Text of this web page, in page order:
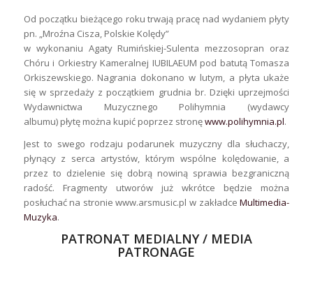
Od początku bieżącego roku trwają pracę nad wydaniem płyty
pn. „Mroźna Cisza, Polskie Kolędy”
w wykonaniu Agaty Rumińskiej-Sulenta mezzosopran oraz
Chóru i Orkiestry Kameralnej IUBILAEUM pod batutą Tomasza
Orkiszewskiego. Nagrania dokonano w lutym, a płyta ukaże
się w sprzedaży z początkiem grudnia br. Dzięki uprzejmości
Wydawnictwa Muzycznego Polihymnia (wydawcy
albumu) płytę można kupić poprzez stronęwww.polihymnia.pl.
Jest to swego rodzaju podarunek muzyczny dla słuchaczy,
płynący z serca artystów, którym wspólne kolędowanie, a
przez to dzielenie się dobrą nowiną sprawia bezgraniczną
radość. Fragmenty utworów już wkrótce będzie można
posłuchać na stronie www.arsmusic.pl w zakładceMultimedia-
Muzyka.
PATRONAT MEDIALNY / MEDIA
PATRONAGE